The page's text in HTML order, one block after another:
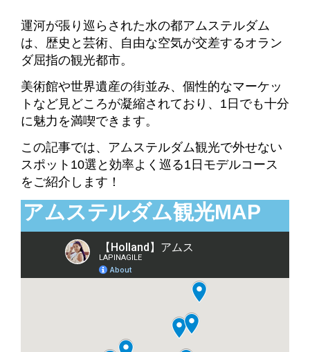
運河が張り巡らされた水の都アムステルダム
は、歴史と芸術、自由な空気が交差するオラン
ダ屈指の観光都市。
美術館や世界遺産の街並み、個性的なマーケッ
トなど見どころが凝縮されており、1日でも十分
に魅力を満喫できます。
この記事では、アムステルダム観光で外せない
スポット10選と効率よく巡る1日モデルコース
をご紹介します！
アムステルダム観光MAP